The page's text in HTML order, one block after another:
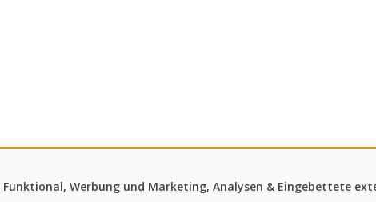
Funktional, Werbung und Marketing, Analysen & Eingebettete